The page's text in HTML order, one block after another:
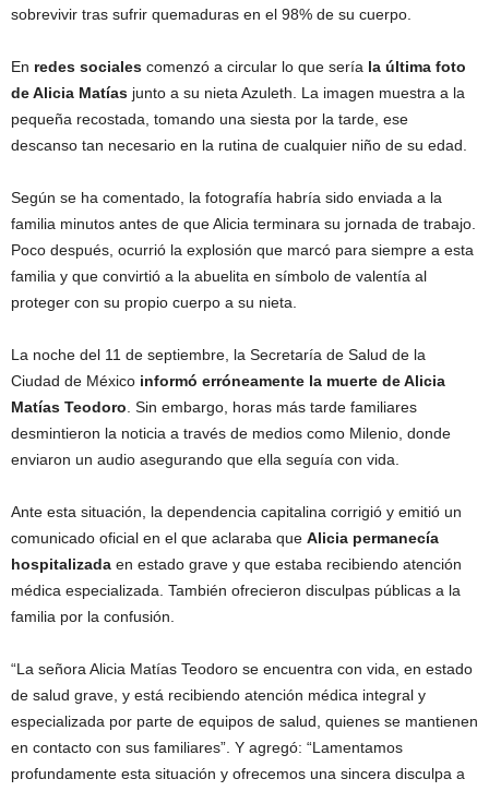
sobrevivir tras sufrir quemaduras en el 98% de su cuerpo.
En redes sociales comenzó a circular lo que sería la última foto
de Alicia Matías junto a su nieta Azuleth. La imagen muestra a la
pequeña recostada, tomando una siesta por la tarde, ese
descanso tan necesario en la rutina de cualquier niño de su edad.
Según se ha comentado, la fotografía habría sido enviada a la
familia minutos antes de que Alicia terminara su jornada de trabajo.
Poco después, ocurrió la explosión que marcó para siempre a esta
familia y que convirtió a la abuelita en símbolo de valentía al
proteger con su propio cuerpo a su nieta.
La noche del 11 de septiembre, la Secretaría de Salud de la
Ciudad de México informó erróneamente la muerte de Alicia
Matías Teodoro . Sin embargo, horas más tarde familiares
desmintieron la noticia a través de medios como Milenio, donde
enviaron un audio asegurando que ella seguía con vida.
Ante esta situación, la dependencia capitalina corrigió y emitió un
comunicado oficial en el que aclaraba que Alicia permanecía
hospitalizada en estado grave y que estaba recibiendo atención
médica especializada. También ofrecieron disculpas públicas a la
familia por la confusión.
“La señora Alicia Matías Teodoro se encuentra con vida, en estado
de salud grave, y está recibiendo atención médica integral y
especializada por parte de equipos de salud, quienes se mantienen
en contacto con sus familiares”. Y agregó: “Lamentamos
profundamente esta situación y ofrecemos una sincera disculpa a